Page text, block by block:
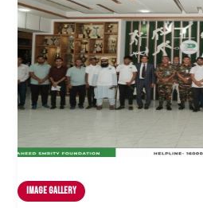
Image Gallery